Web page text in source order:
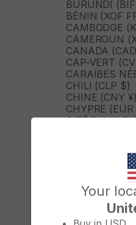
Your
Change
BURUNDI
BÉNIN (XOF
CAMBODGE
CAMEROUN
CANADA
CAP-VERT
CARAÏBES
CHILI (CLP $)
CHINE (CNY ¥)
CHYPRE
CITÉ DU
CONGO -
CORÉE DU
COSTA RICA
CROATIE
CURAÇAO
CÔTE